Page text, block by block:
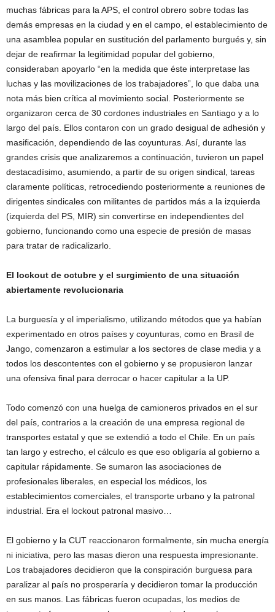
muchas fábricas para la APS, el control obrero sobre todas las
demás empresas en la ciudad y en el campo, el establecimiento de
una asamblea popular en sustitución del parlamento burgués y, sin
dejar de reafirmar la legitimidad popular del gobierno,
consideraban apoyarlo “en la medida que éste interpretase las
luchas y las movilizaciones de los trabajadores”, lo que daba una
nota más bien crítica al movimiento social. Posteriormente se
organizaron cerca de 30 cordones industriales en Santiago y a lo
largo del país. Ellos contaron con un grado desigual de adhesión y
masificación, dependiendo de las coyunturas. Así, durante las
grandes crisis que analizaremos a continuación, tuvieron un papel
destacadísimo, asumiendo, a partir de su origen sindical, tareas
claramente políticas, retrocediendo posteriormente a reuniones de
dirigentes sindicales con militantes de partidos más a la izquierda
(izquierda del PS, MIR) sin convertirse en independientes del
gobierno, funcionando como una especie de presión de masas
para tratar de radicalizarlo.
El lockout de octubre y el surgimiento de una situación
abiertamente revolucionaria
La burguesía y el imperialismo, utilizando métodos que ya habían
experimentado en otros países y coyunturas, como en Brasil de
Jango, comenzaron a estimular a los sectores de clase media y a
todos los descontentes con el gobierno y se propusieron lanzar
una ofensiva final para derrocar o hacer capitular a la UP.
Todo comenzó con una huelga de camioneros privados en el sur
del país, contrarios a la creación de una empresa regional de
transportes estatal y que se extendió a todo el Chile. En un país
tan largo y estrecho, el cálculo es que eso obligaría al gobierno a
capitular rápidamente. Se sumaron las asociaciones de
profesionales liberales, en especial los médicos, los
establecimientos comerciales, el transporte urbano y la patronal
industrial. Era el lockout patronal masivo…
El gobierno y la CUT reaccionaron formalmente, sin mucha energía
ni iniciativa, pero las masas dieron una respuesta impresionante.
Los trabajadores decidieron que la conspiración burguesa para
paralizar al país no prosperaría y decidieron tomar la producción
en sus manos. Las fábricas fueron ocupadas, los medios de